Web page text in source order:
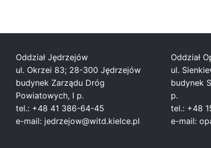
Oddział Jędrzejów
ul. Okrzei 83; 28-300 Jędrzejów
budynek Zarządu Dróg
Powiatowych, I p.
tel.: +48 41 386-64-45
e-mail: jedrzejow@witd.kielce.pl
Oddział
ul.
budynek
p.
tel.: +48
e-mail: